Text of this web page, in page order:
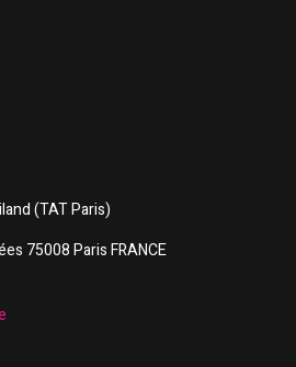
(TAT Paris)
75008 Paris FRANCE